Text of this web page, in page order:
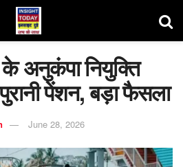
के अनुकंपा नियुक्ति
पेंशन, बड़ा फैसला
June 28, 2026